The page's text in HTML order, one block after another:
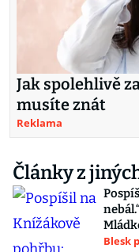
Jak spolehlivě
musíte znát
Reklama
Články z
Blesk